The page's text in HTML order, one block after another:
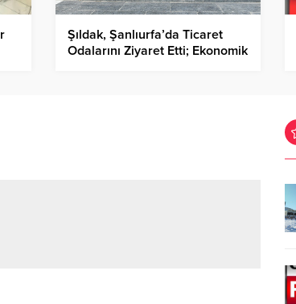
Şıldak, Şanlıurfa’da Ticaret
Odalarını Ziyaret Etti; Ekonomik